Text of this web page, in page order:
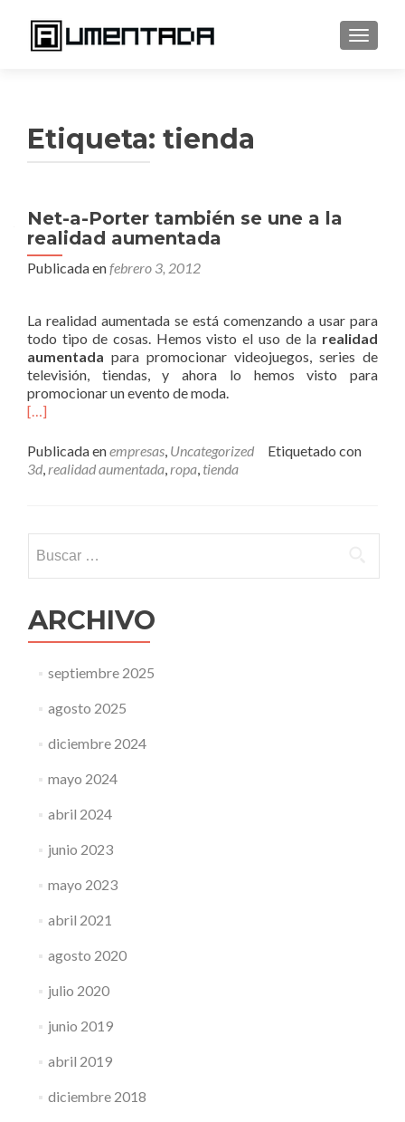
Etiqueta: tienda
Net-a-Porter también se une a la
realidad aumentada
Publicada enfebrero 3, 2012
La realidad aumentada se está comenzando a usar para
todo tipo de cosas. Hemos visto el uso de la realidad
aumentada para promocionar videojuegos, series de
televisión, tiendas, y ahora lo hemos visto para
promocionar un evento de moda.
[…]
Publicada enempresas, Uncategorized
Etiquetado con
3d,realidad aumentada,ropa, tienda
ARCHIVO
septiembre 2025
agosto 2025
diciembre 2024
mayo 2024
abril 2024
junio 2023
mayo 2023
abril 2021
agosto 2020
julio 2020
junio 2019
abril 2019
diciembre 2018